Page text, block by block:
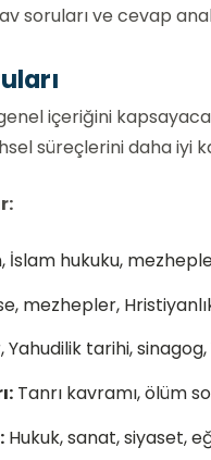
soruları ve cevap
içeriğini
süreçlerini daha iyi
İslam hukuku,
mezhepler,
tarihi, sinagog,
Tanrı kavramı, ölüm
Hukuk, sanat, siyaset,